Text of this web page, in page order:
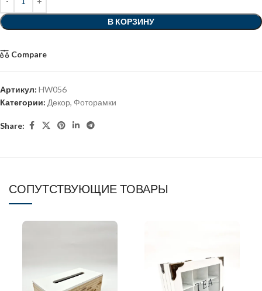
В КОРЗИНУ
Compare
Артикул: HW056
Категории: Декор, Фоторамки
Share:
СОПУТСТВУЮЩИЕ ТОВАРЫ